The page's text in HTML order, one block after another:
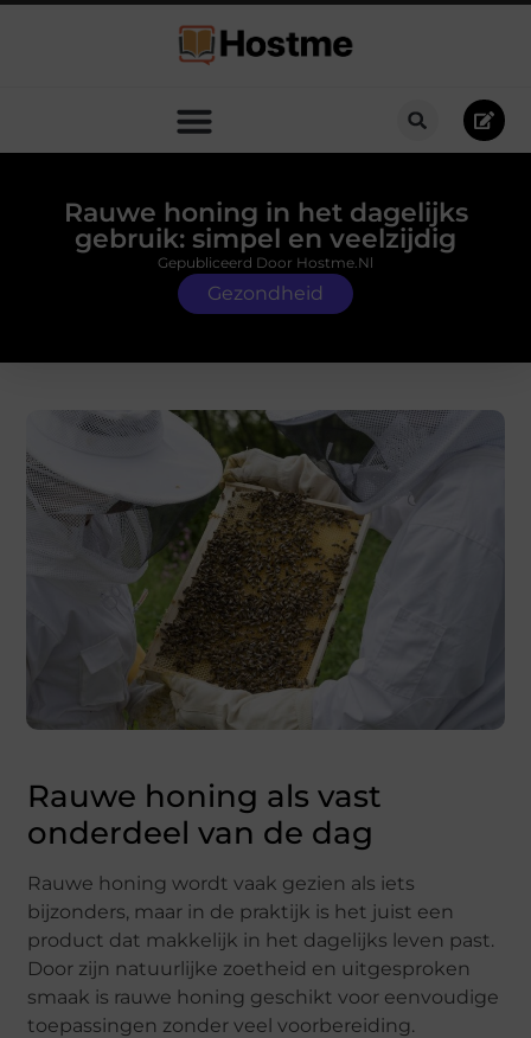
Rauwe honing in het dagelijks
gebruik: simpel en veelzijdig
Gezondheid
Gepubliceerd Door Hostme.nl
Rauwe honing als vast
onderdeel van de dag
Rauwe honing wordt vaak gezien als iets
bijzonders, maar in de praktijk is het juist een
product dat makkelijk in het dagelijks leven past.
Door zijn natuurlijke zoetheid en uitgesproken
smaak is rauwe honing geschikt voor eenvoudige
toepassingen zonder veel voorbereiding.